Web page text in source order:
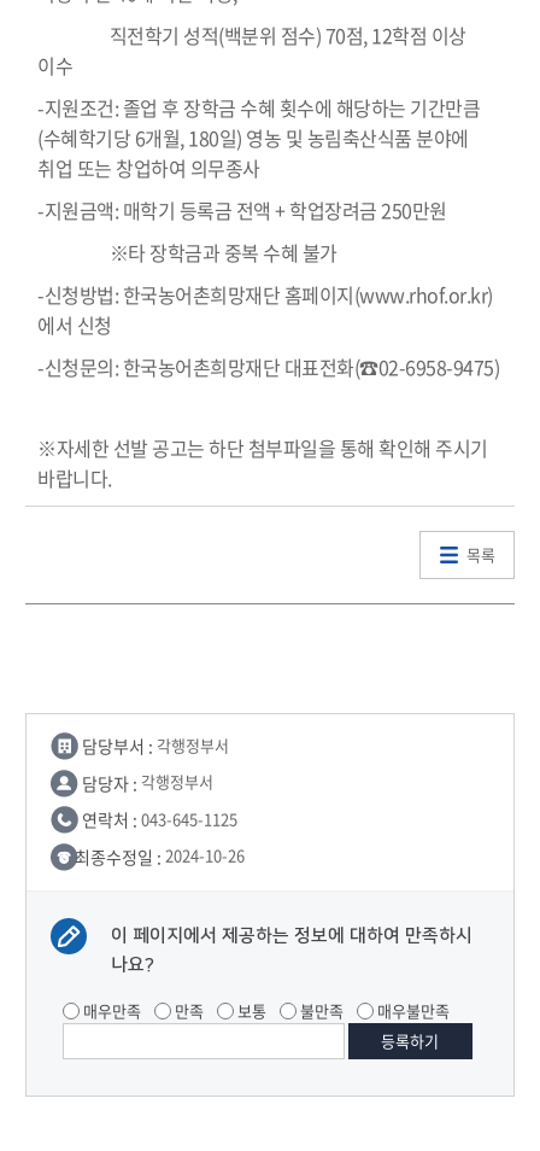
직전학기 성적(백분위 점수) 70점, 12학점 이상
이수
-지원조건: 졸업 후 장학금 수혜 횟수에 해당하는 기간만큼
(수혜학기당 6개월, 180일) 영농 및 농림축산식품 분야에
취업 또는 창업하여 의무종사
-지원금액: 매학기 등록금 전액 + 학업장려금 250만원
※타 장학금과 중복 수혜 불가
-신청방법: 한국농어촌희망재단 홈페이지(www.rhof.or.kr)
에서 신청
-신청문의: 한국농어촌희망재단 대표전화(☎02-6958-9475)
※자세한 선발 공고는 하단 첨부파일을 통해 확인해 주시기
바랍니다.
목록
담당부서 : 각행정부서
담당자 : 각행정부서
연락처 : 043-645-1125
최종수정일 : 2024-10-26
이 페이지에서 제공하는 정보에 대하여 만족하시
나요?
매우만족 만족 보통 불만족 매우불만족